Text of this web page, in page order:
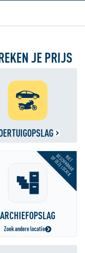
JE PRIJS
NIET
BESCHIKBAAR
OP DEZE LOCATIE
ARCHIEFOPSLAG
Zoek andere locatie